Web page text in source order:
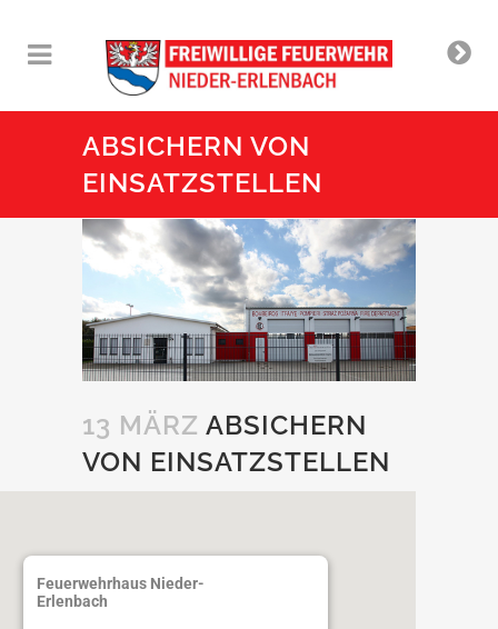
ABSICHERN VON
EINSATZSTELLEN
13 MÄRZ ABSICHERN
VON EINSATZSTELLEN
Feuerwehrhaus Nieder-
Erlenbach